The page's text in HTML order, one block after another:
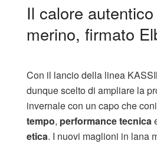
Il calore
merino, firmato
Con il lancio della linea
dunque scelto di ampliare la
invernale con un capo che
tempo, performance tecnica
etica. I nuovi maglioni in lana